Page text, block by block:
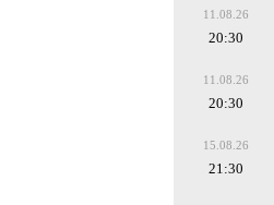
11.08.26
20:30
11.08.26
20:30
15.08.26
21:30